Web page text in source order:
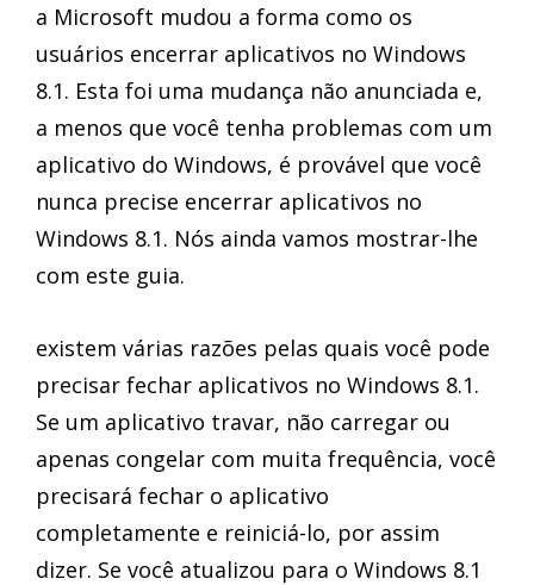
a Microsoft mudou a forma como os
usuários encerrar aplicativos no Windows
8.1. Esta foi uma mudança não anunciada e,
a menos que você tenha problemas com um
aplicativo do Windows, é provável que você
nunca precise encerrar aplicativos no
Windows 8.1. Nós ainda vamos mostrar-lhe
com este guia.
existem várias razões pelas quais você pode
precisar fechar aplicativos no Windows 8.1.
Se um aplicativo travar, não carregar ou
apenas congelar com muita frequência, você
precisará fechar o aplicativo
completamente e reiniciá-lo, por assim
dizer. Se você atualizou para o Windows 8.1